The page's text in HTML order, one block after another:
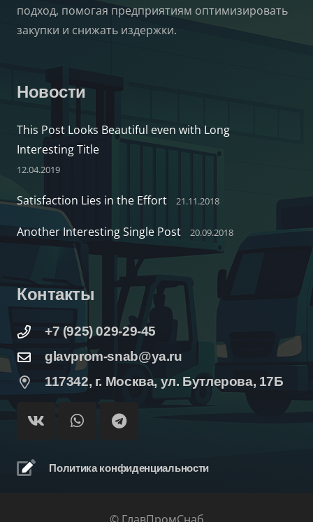
подход, помогая предприятиям оптимизировать
закупки и снижать издержки.
Новости
This Post Looks Beautiful even with Long
Interesting Title
12.04.2019
Satisfaction Lies in the Effort 21.11.2018
Another Interesting Single Post 20.09.2018
Контакты
+7 (925) 029-29-45
glavprom-snab@ya.ru
117342, г. Москва, ул. Бутлерова, 17Б
Политика конфиденциальности